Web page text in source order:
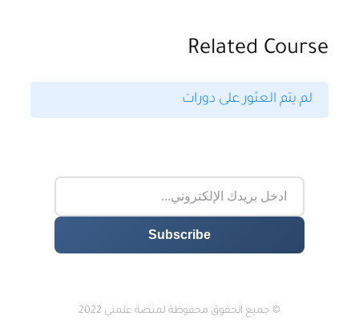
Related Course
لم يتم العثور على دورات
© جميع الحقوق محفوظة لمنصة علمني 2022